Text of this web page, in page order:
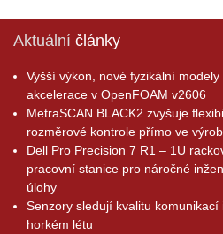
Aktuální články
Vyšší výkon, nové fyzikální modely
akcelerace v OpenFOAM v2606
MetraSCAN BLACK2 zvyšuje
rozměrové kontrole přímo ve
Dell Pro Precision 7 R1 – 1U
pracovní stanice pro náročné
úlohy
Senzory sledují kvalitu komunikací
horkém létu